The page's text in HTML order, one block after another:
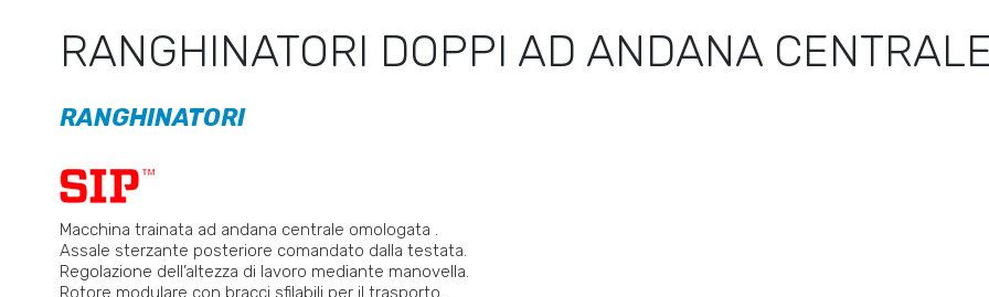
RANGHINATORI DOPPI AD ANDANA
RANGHINATORI
Macchina trainata ad andana centrale omologata .
Assale sterzante posteriore comandato dalla testata.
Regolazione dell’altezza di lavoro mediante manovella.
Rotore modulare con bracci sfilabili per il trasporto.